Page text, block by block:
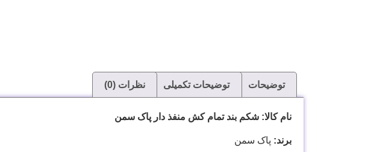
توضیحات توضیحات تکمیلی نظرات (0)
نام کالا: شکم بند تمام کش منفذ دار پاک سمن
برند: پاک سمن